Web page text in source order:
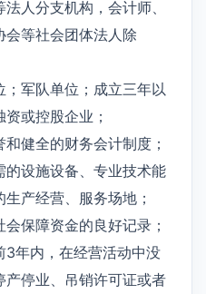
人分支机构，会计师、
等社会团体法人除
；军队单位；成立三年以
或控股企业；
和健全的财务会计制度；
的设施设备、专业技术能
产经营、服务场地；
会保障资金的良好记录；
3年内，在经营活动中没
停业、吊销许可证或者